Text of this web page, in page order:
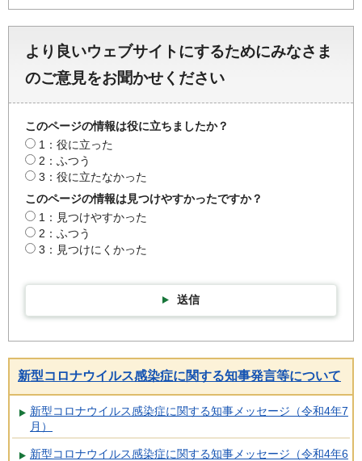
より良いウェブサイトにするためにみなさま
のご意見をお聞かせください
このページの情報は役に立ちましたか？
1：役に立った
2：ふつう
3：役に立たなかった
このページの情報は見つけやすかったですか？
1：見つけやすかった
2：ふつう
3：見つけにくかった
送信
新型コロナウイルス感染症に関する知事発言等について
新型コロナウイルス感染症に関する知事メッセージ（令和4年7
月）
新型コロナウイルス感染症に関する知事メッセージ（令和4年6